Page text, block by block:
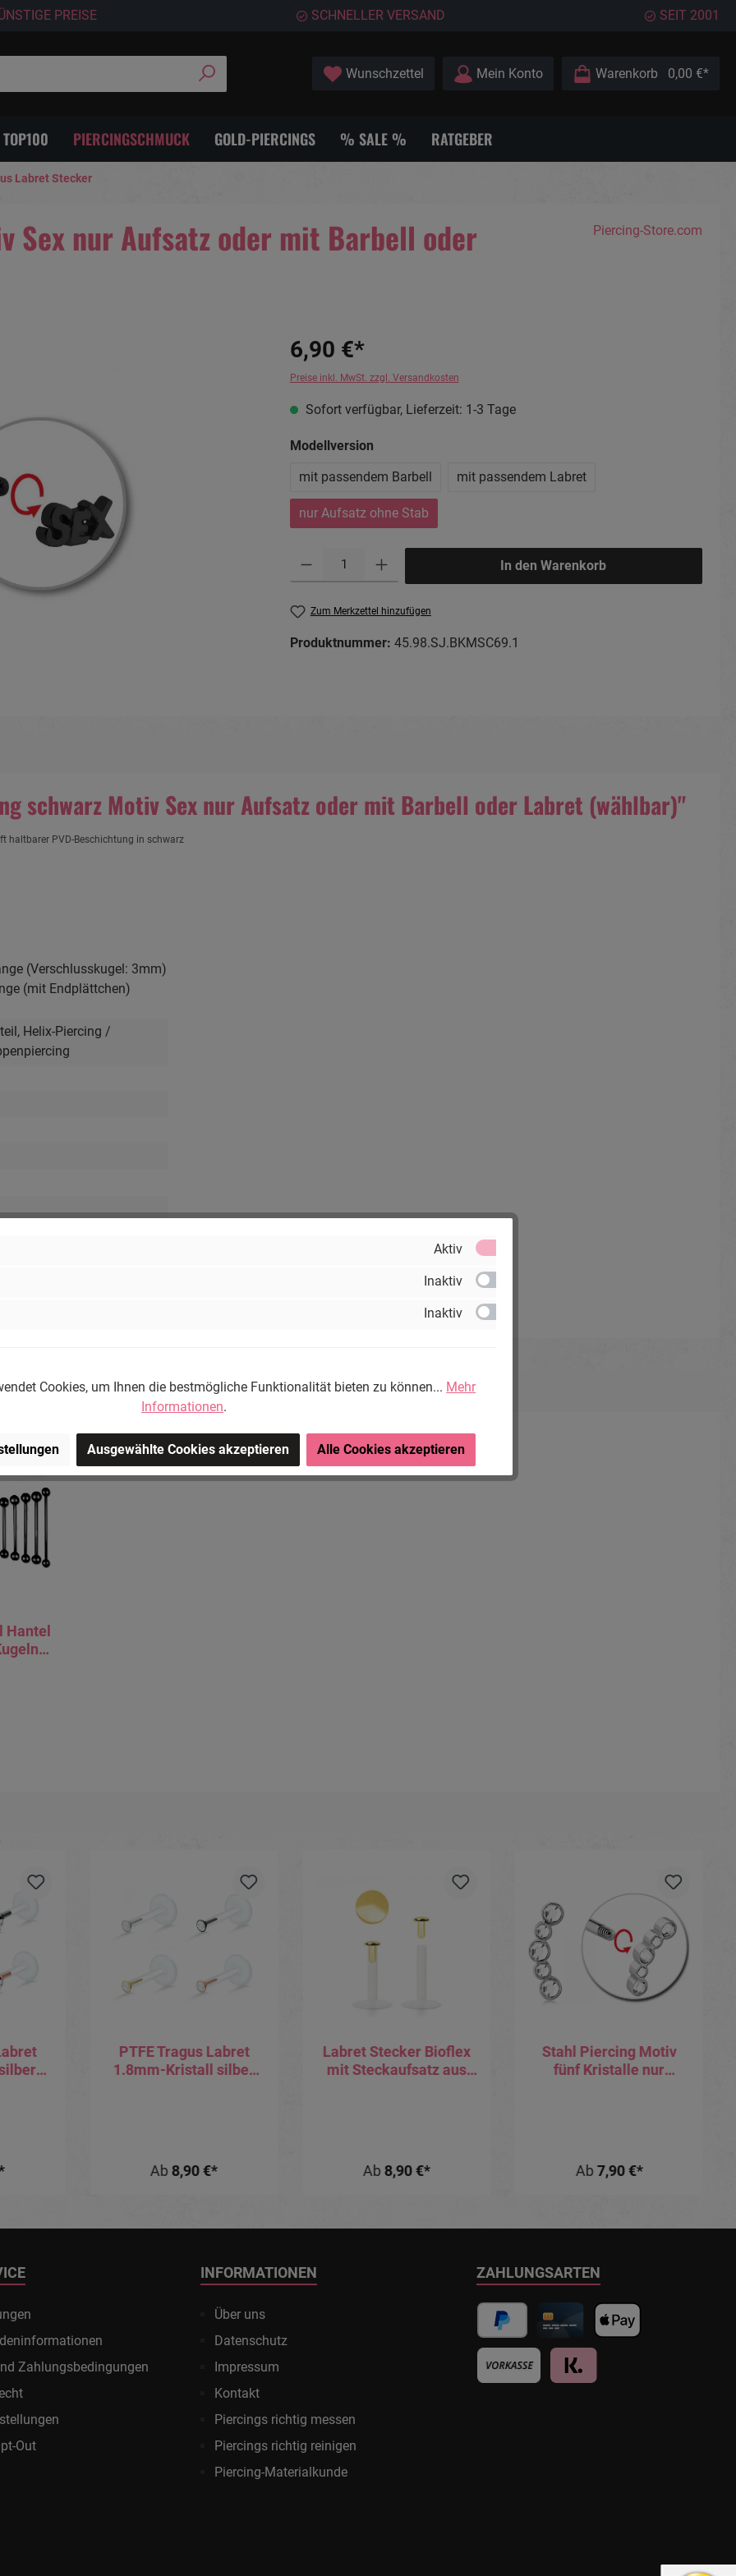
PREISE SCHNELLER VERSAND SEIT 2001
Wunschzettel Mein Konto Warenkorb 0,00 €*
PIERCINGSCHMUCK GOLD-PIERCINGS % SALE % RATGEBER
Labret Stecker
Sex nur Aufsatz oder mit Barbell oder Piercing-Store.com
6,90 €*
Preise inkl. MwSt. zzgl. Versandkosten
Sofort verfügbar, Lieferzeit: 1-3 Tage
Modellversionauswählen
mit passendem Barbell mit passendem Labret
nur Aufsatz ohne Stab
In den Warenkorb
Zum Merkzettel hinzufügen
Produktnummer: 45.98.SJ.BKMSC69.1
schwarz Motiv Sex nur Aufsatz oder mit Barbell oder Labret (wählbar)"
haltbarer PVD-Beschichtung in schwarz
(Verschlusskugel: 3mm)
(mit Endplättchen)
, Helix-Piercing /
Store.com, Wehrhainer
Deutschland.
Hantel
PTFE Tragus Labret
1.8mm-Kristall silber
Ab 8,90 €*
Labret Stecker Bioflex
mit Steckaufsatz aus
Ab 8,90 €*
Stahl Piercing Motiv
fünf Kristalle nur
Ab 7,90 €*
Zahlungsbedingungen
Out
INFORMATIONEN
Über uns
Datenschutz
Impressum
Kontakt
Piercings richtig messen
Piercings richtig reinigen
Piercing-Materialkunde
ZAHLUNGSARTEN
Aktiv
Inaktiv
Inaktiv
Cookies, um Ihnen die bestmögliche Funktionalität bieten zu können... Mehr
Informationen.
Ausgewählte Cookies akzeptieren Alle Cookies akzeptieren